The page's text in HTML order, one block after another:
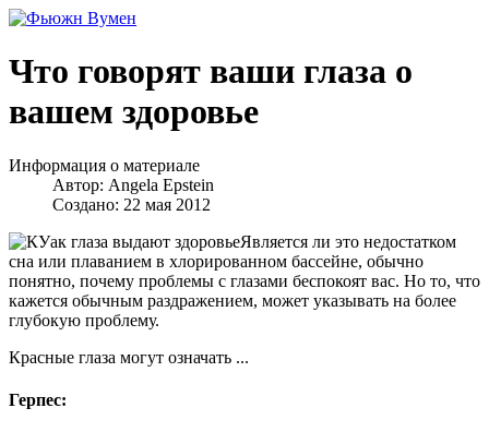
Что говорят ваши глаза о
вашем здоровье
Информация о материале
Автор: Angela Epstein
Создано: 22 мая 2012
Является ли это недостатком
сна или плаванием в хлорированном бассейне, обычно
понятно, почему проблемы с глазами беспокоят вас. Но то, что
кажется обычным раздражением, может указывать на более
глубокую проблему.
Красные глаза могут означать ...
Герпес: